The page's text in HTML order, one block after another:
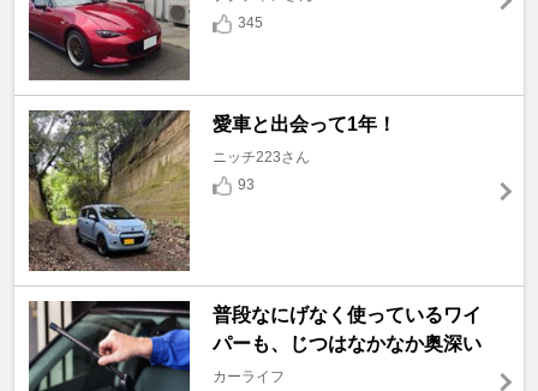
345
愛車と出会って1年！
ニッチ223さん
93
普段なにげなく使っているワイ
パーも、じつはなかなか奥深い
カーライフ